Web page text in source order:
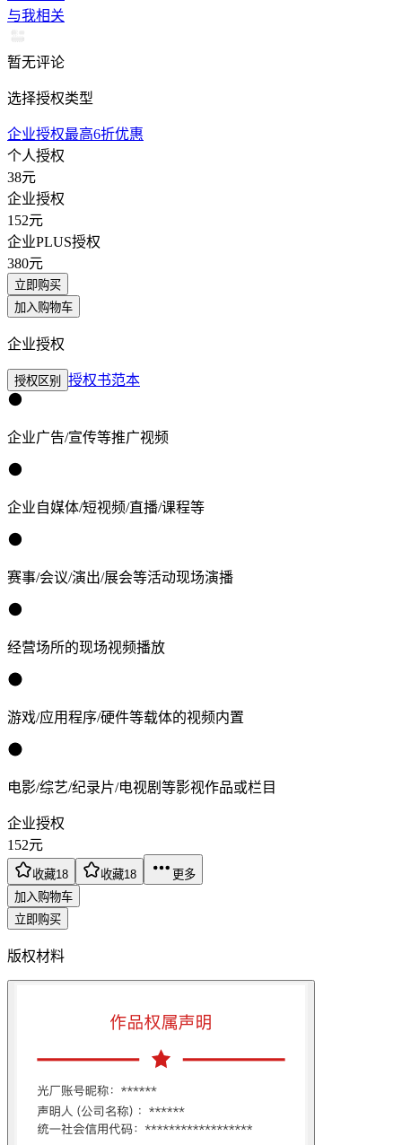
与我相关
暂无评论
选择授权类型
企业授权最高6折优惠
个人授权
38元
企业授权
152元
企业PLUS授权
380元
立即购买
加入购物车
企业授权
授权区别 授权书范本
企业广告/宣传等推广视频
企业自媒体/短视频/直播/课程等
赛事/会议/演出/展会等活动现场演播
经营场所的现场视频播放
游戏/应用程序/硬件等载体的视频内置
电影/综艺/纪录片/电视剧等影视作品或栏目
企业授权
152元
收藏18 收藏18
更多
加入购物车
立即购买
版权材料